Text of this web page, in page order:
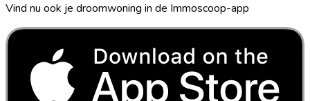
Vind nu ook je droomwoning in de Immoscoop-app